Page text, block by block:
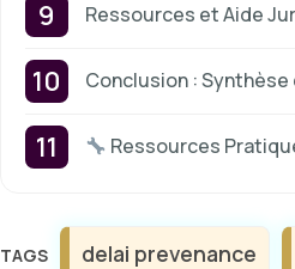
Ressources et Aide
Conclusion :
Ressources
Étiquettes
delai prevenance